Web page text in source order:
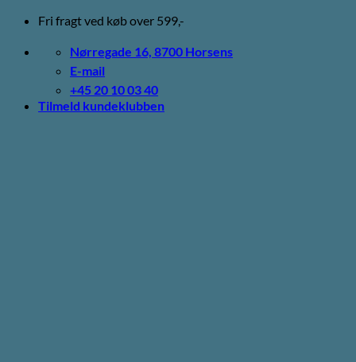
Fortsæt
indhold
Fri fragt ved køb over 599,-
Nørregade 16, 8700 Horsens
E-mail
+45 20 10 03 40
Tilmeld kundeklubben